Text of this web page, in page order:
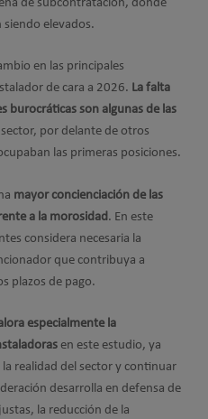
de subcontratación, donde
elevados.
en las principales
de cara a 2026. La falta
burocráticas son algunas de las
por delante de otros
las primeras posiciones.
mayor concienciación de las
a la morosidad . En este
considera necesaria la
que contribuya a
plazos de pago.
especialmente la
en este estudio, ya
realidad del sector y continuar
desarrolla en defensa de
la reducción de la